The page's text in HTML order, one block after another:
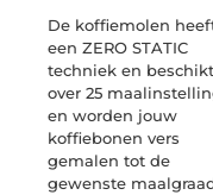
De koffiemolen
een ZERO STATIC
techniek en beschikt
over 25
en worden jouw
koffiebonen vers
gemalen tot de
gewenste